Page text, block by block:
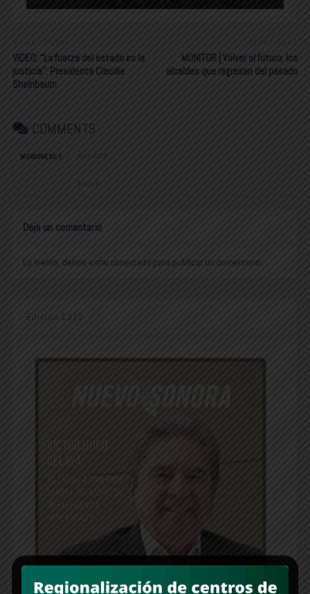
Newer Post
VIDEO: “La fuerza del estado es la
justicia”: Presidenta Claudia
Sheinbaum
MONITOR | Volver al futuro, los
alcaldes que regresan del pasado
COMMENTS
WORDPRESS: 0 FACEBOOK:
DISQUS:
Deja un comentario
Lo siento, debes estar conectado para publicar un comentario.
Edición 1312